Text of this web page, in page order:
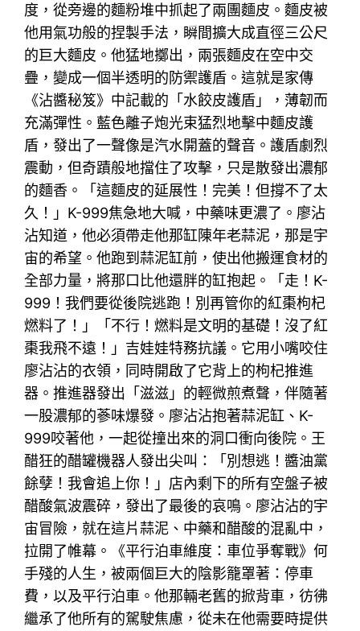
度，從旁邊的麵粉堆中抓起了兩團麵皮。麵皮被
他用氣功般的捏製手法，瞬間擴大成直徑三公尺
的巨大麵皮。他猛地擲出，兩張麵皮在空中交
疊，變成一個半透明的防禦護盾。這就是家傳
《沾醬秘笈》中記載的「水餃皮護盾」，薄韌而
充滿彈性。藍色離子炮光束猛烈地擊中麵皮護
盾，發出了一聲像是汽水開蓋的聲音。護盾劇烈
震動，但奇蹟般地擋住了攻擊，只是散發出濃郁
的麵香。「這麵皮的延展性！完美！但撐不了太
久！」K-999焦急地大喊，中藥味更濃了。廖沾
沾知道，他必須帶走他那缸陳年老蒜泥，那是宇
宙的希望。他跑到蒜泥缸前，使出他搬運食材的
全部力量，將那口比他還胖的缸抱起。「走！K-
999！我們要從後院逃跑！別再管你的紅棗枸杞
燃料了！」「不行！燃料是文明的基礎！沒了紅
棗我飛不遠！」吉娃娃特務抗議。它用小嘴咬住
廖沾沾的衣領，同時開啟了它背上的枸杞推進
器。推進器發出「滋滋」的輕微煎煮聲，伴隨著
一股濃郁的蔘味爆發。廖沾沾抱著蒜泥缸、K-
999咬著他，一起從撞出來的洞口衝向後院。王
醋狂的醋罐機器人發出尖叫：「別想逃！醬油黨
餘孽！我會追上你！」店內剩下的所有空盤子被
醋酸氣波震碎，發出了最後的哀鳴。廖沾沾的宇
宙冒險，就在這片蒜泥、中藥和醋酸的混亂中，
拉開了帷幕。《平行泊車維度：車位爭奪戰》何
手殘的人生，被兩個巨大的陰影籠罩著：停車
費，以及平行泊車。他那輛老舊的掀背車，彷彿
繼承了他所有的駕駛焦慮，從未在他需要時提供